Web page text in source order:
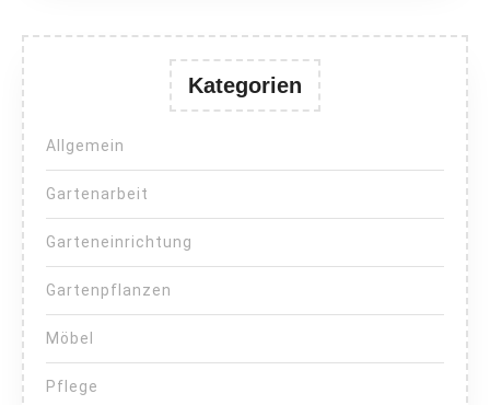
Kategorien
Allgemein
Gartenarbeit
Garteneinrichtung
Gartenpflanzen
Möbel
Pflege